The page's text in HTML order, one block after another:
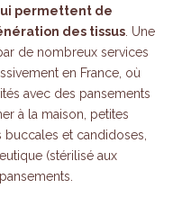
permettent de
des tissus . Une
de nombreux services
en France, où
avec des pansements
à la maison, petites
et candidoses,
(stérilisé aux